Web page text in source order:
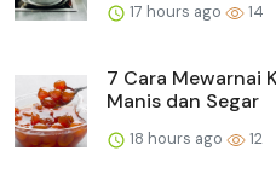
17 hours ago 14
7 Cara Mewarnai
Manis dan Segar
18 hours ago 12